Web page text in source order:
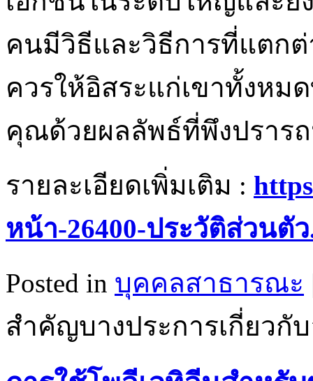
คนมีวิธีและวิธีการที่แตก
ควรให้อิสระแก่เขาทั้งหม
คุณด้วยผลลัพธ์ที่พึงปราร
รายละเอียดเพิ่มเติม :
หน้า-26400-ประวัติส่วนตั
Posted in บุคคลสาธารณะ
สำคัญบางประการเกี่ยวกั